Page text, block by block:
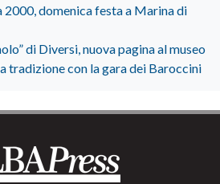
2000, domenica festa a Marina di
di Diversi, nuova pagina al museo
tradizione con la gara dei Baroccini